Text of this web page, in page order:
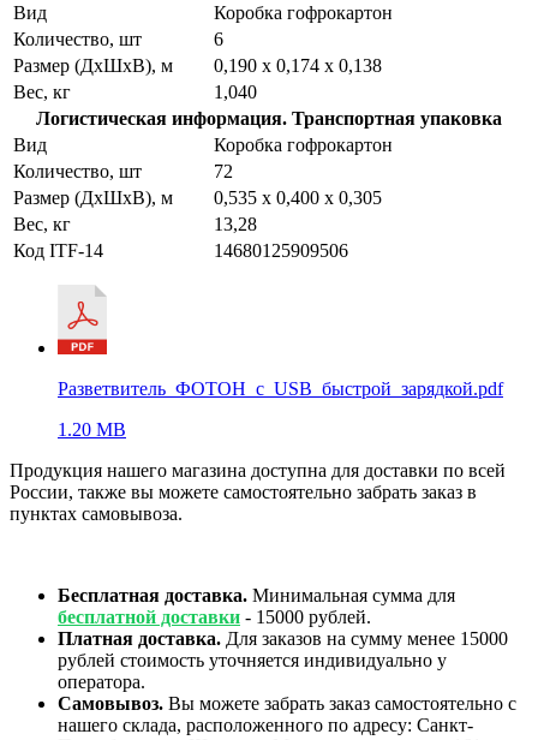
Вид
Коробка гофрокартон
Количество, шт
6
Размер (ДхШхВ), м
0,190 x 0,174 x 0,138
Вес, кг
1,040
Логистическая информация. Транспортная упаковка
Вид
Коробка гофрокартон
Количество, шт
72
Размер (ДхШхВ), м
0,535 x 0,400 x 0,305
Вес, кг
13,28
Код ITF-14
14680125909506
Разветвитель_ФОТОН_с_USB_быстрой_зарядкой.pdf
1.20 MB
Продукция нашего магазина доступна для доставки по всей
России, также вы можете самостоятельно забрать заказ в
пунктах самовывоза.
Бесплатная доставка. Минимальная сумма для
бесплатной доставки - 15000 рублей.
Платная доставка. Для заказов на сумму менее 15000
рублей стоимость уточняется индивидуально у
оператора.
Самовывоз. Вы можете забрать заказ самостоятельно с
нашего склада, расположенного по адресу: Санкт-